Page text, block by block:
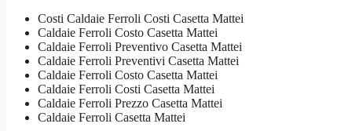
Costi Caldaie Ferroli Costi Casetta Mattei
Caldaie Ferroli Costo Casetta Mattei
Caldaie Ferroli Preventivo Casetta Mattei
Caldaie Ferroli Preventivi Casetta Mattei
Caldaie Ferroli Costo Casetta Mattei
Caldaie Ferroli Costi Casetta Mattei
Caldaie Ferroli Prezzo Casetta Mattei
Caldaie Ferroli Casetta Mattei